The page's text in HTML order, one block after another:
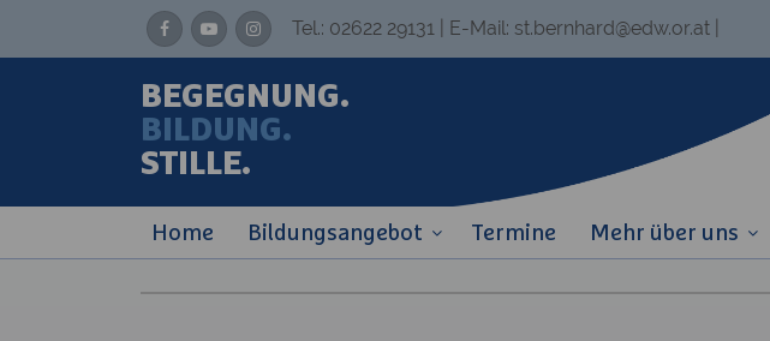
Tel.: 02622 29131 | E-Mail: st.bernhard@edw.or.at
BEGEGNUNG.
BILDUNG.
STILLE.
Home Bildungsangebot Termine Mehr über uns